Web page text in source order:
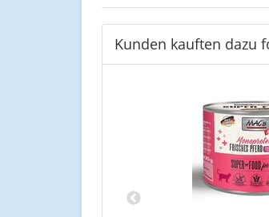
Kunden kauften dazu